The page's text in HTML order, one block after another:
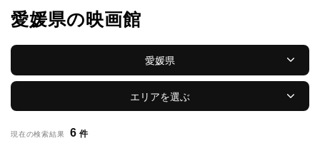
愛媛県の映画館
愛媛県
エリアを選ぶ
現在の検索結果 6 件